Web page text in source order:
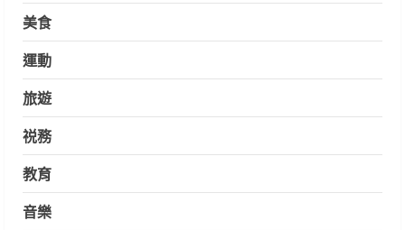
美食
運動
旅遊
祱務
教育
音樂